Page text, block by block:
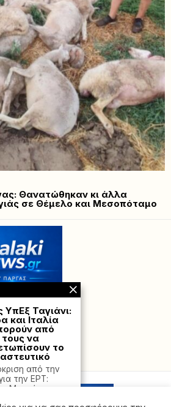
Θανατώθηκαν κι άλλα
σε Θέμελο και Μεσοπόταμο
ΥπΕξ Ταγιάνι:
και Ιταλία
από
να
το
από την
την ΕΡΤ:
Μαυρής